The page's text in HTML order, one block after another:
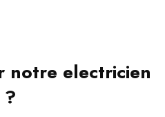
notre electricien